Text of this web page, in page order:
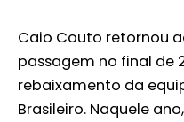
Caio Couto retornou
passagem no final de
rebaixamento da
Brasileiro. Naquele